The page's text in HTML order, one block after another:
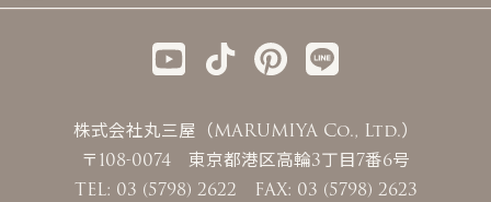
株式会社丸三屋（MARUMIYA Co., Ltd.）
〒108-0074 東京都港区高輪3丁目7番6号
TEL: 03 (5798) 2622 FAX: 03 (5798) 2623